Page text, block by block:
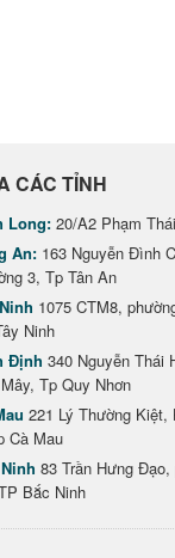
CÁC TỈNH
Long: 20/A2 Phạm
An: 163 Nguyễn Đình
3, Tp Tân An
1075 CTM8,
Ninh
Định 340 Nguyễn Thái
Tp Quy Nhơn
221 Lý Thường Kiệt,
Cà Mau
83 Trần Hưng
Bắc Ninh